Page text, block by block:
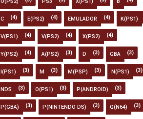
C (4) E(PS2) (4) EMULADOR (4) K(PS1)
V(PS1) (4) V(PS2) (4) X(PS2) (4)
Y(PS2) (4) A(PS2) (3) D (3) GBA (3)
I(PS1) (3) M (3) M(PSP) (3) N(PS1) (3)
NDS (3) O(PS1) (3) P(ANDROID) (3)
P(GBA) (3) P(NINTENDO DS) (3) Q(N64) (3)